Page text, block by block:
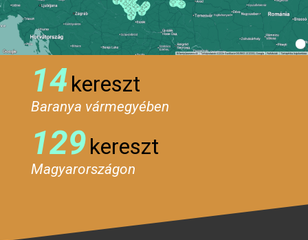
14kereszt
Baranya vármegyében
129kereszt
Magyarországon